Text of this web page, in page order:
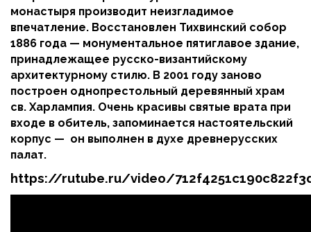
монастыря производит неизгладимое
впечатление. Восстановлен Тихвинский собор
1886 года — монументальное пятиглавое здание,
принадлежащее русско-византийскому
архитектурному стилю. В 2001 году заново
построен однопрестольный деревянный храм
св. Харлампия. Очень красивы святые врата при
входе в обитель, запоминается настоятельский
корпус — он выполнен в духе древнерусских
палат.
https://rutube.ru/video/